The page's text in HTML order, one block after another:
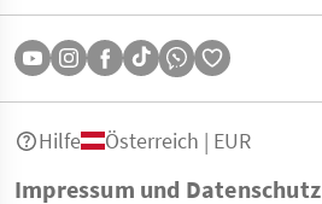
Impressum und Datenschutz
Hilfe Österreich | EUR